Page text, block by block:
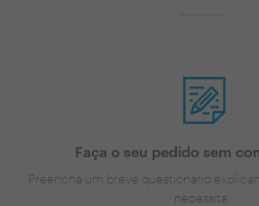
Faça o seu pedido sem
Preencha um breve questionário
necessita.